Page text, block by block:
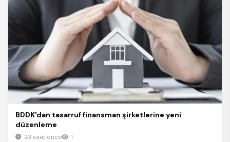
BDDK'dan tasarruf finansman şirketlerine yeni
düzenleme
23 saat önce 1